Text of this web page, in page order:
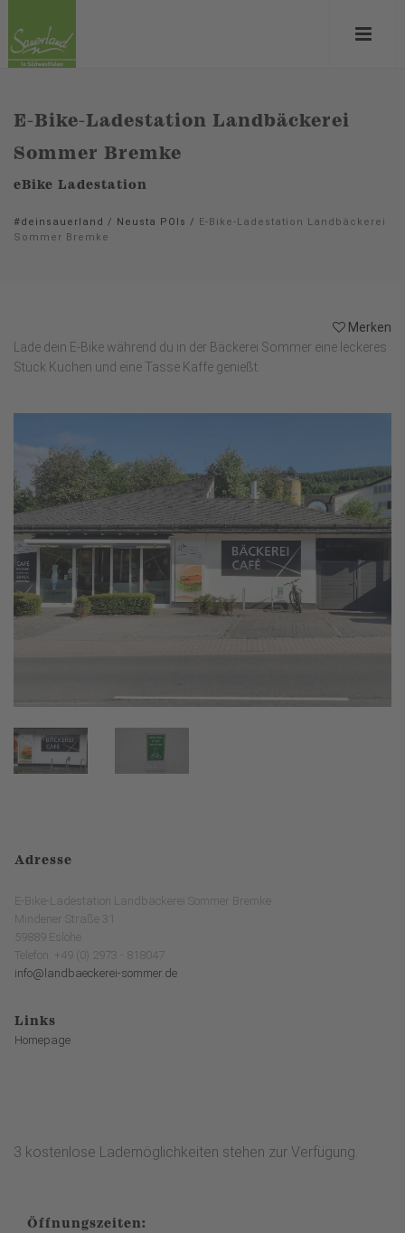
E-Bike-Ladestation Landbäckerei
Sommer Bremke
eBike Ladestation
#deinsauerland / Neusta POIs / E-Bike-Ladestation Landbäckerei
Sommer Bremke
Merken
Lade dein E-Bike während du in der Bäckerei Sommer eine leckeres
Stück Kuchen und eine Tasse Kaffe genießt.
Adresse
E-Bike-Ladestation Landbäckerei Sommer Bremke
Mindener Straße 31
59889 Eslohe
Telefon: +49 (0) 2973 - 818047
info@landbaeckerei-sommer.de
Links
Homepage
3 kostenlose Lademöglichkeiten stehen zur Verfügung.
Öffnungszeiten: